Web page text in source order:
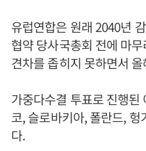
유럽연합은 원래 2040년
협약 당사국총회 전에 마
견차를 좁히지 못하면서
가중다수결 투표로 진행된
코, 슬로바키아, 폴란드,
다.